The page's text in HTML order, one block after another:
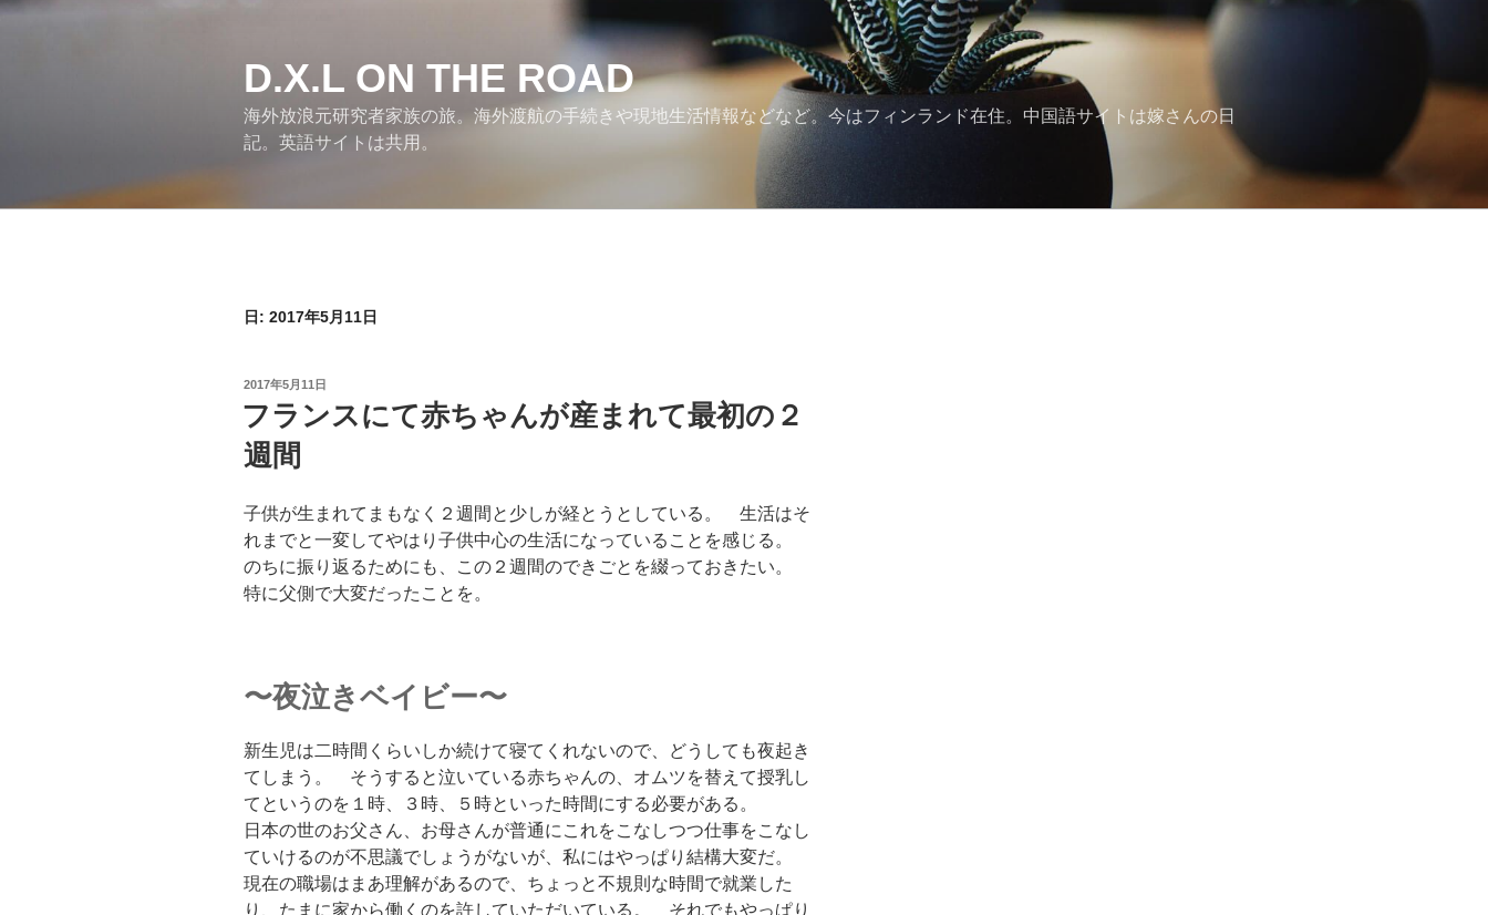
コ
D.X.L ON THE ROAD
海外放浪元研究者家族の旅。海外渡航の手続きや現地生活情報などなど。今はフィンランド在住。中国語サイトは嫁さんの日
記。英語サイトは共用。
日: 2017年5月11日
投
日:
2017年5月11日
フランスにて赤ちゃんが産まれて最初の２
週間
子供が生まれてまもなく２週間と少しが経とうとしている。 生活はそ
れまでと一変してやはり子供中心の生活になっていることを感じる。
のちに振り返るためにも、この２週間のできごとを綴っておきたい。
特に父側で大変だったことを。
〜夜泣きベイビー〜
新生児は二時間くらいしか続けて寝てくれないので、どうしても夜起き
てしまう。 そうすると泣いている赤ちゃんの、オムツを替えて授乳し
てというのを１時、３時、５時といった時間にする必要がある。
日本の世のお父さん、お母さんが普通にこれをこなしつつ仕事をこなし
ていけるのが不思議でしょうがないが、私にはやっぱり結構大変だ。
現在の職場はまあ理解があるので、ちょっと不規則な時間で就業した
り、たまに家から働くのを許していただいている。 それでもやっぱり